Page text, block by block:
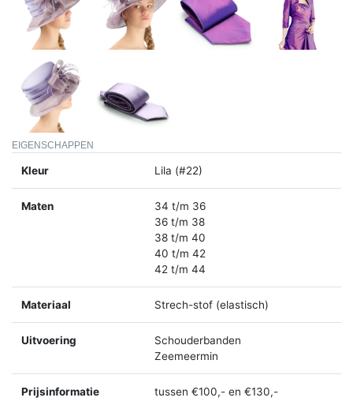
EIGENSCHAPPEN
Kleur Lila (#22)
Maten
34 t/m 36
36 t/m 38
38 t/m 40
40 t/m 42
42 t/m 44
Materiaal Strech-stof (elastisch)
Uitvoering
Schouderbanden
Zeemeermin
Prijsinformatie tussen €100,- en €130,-